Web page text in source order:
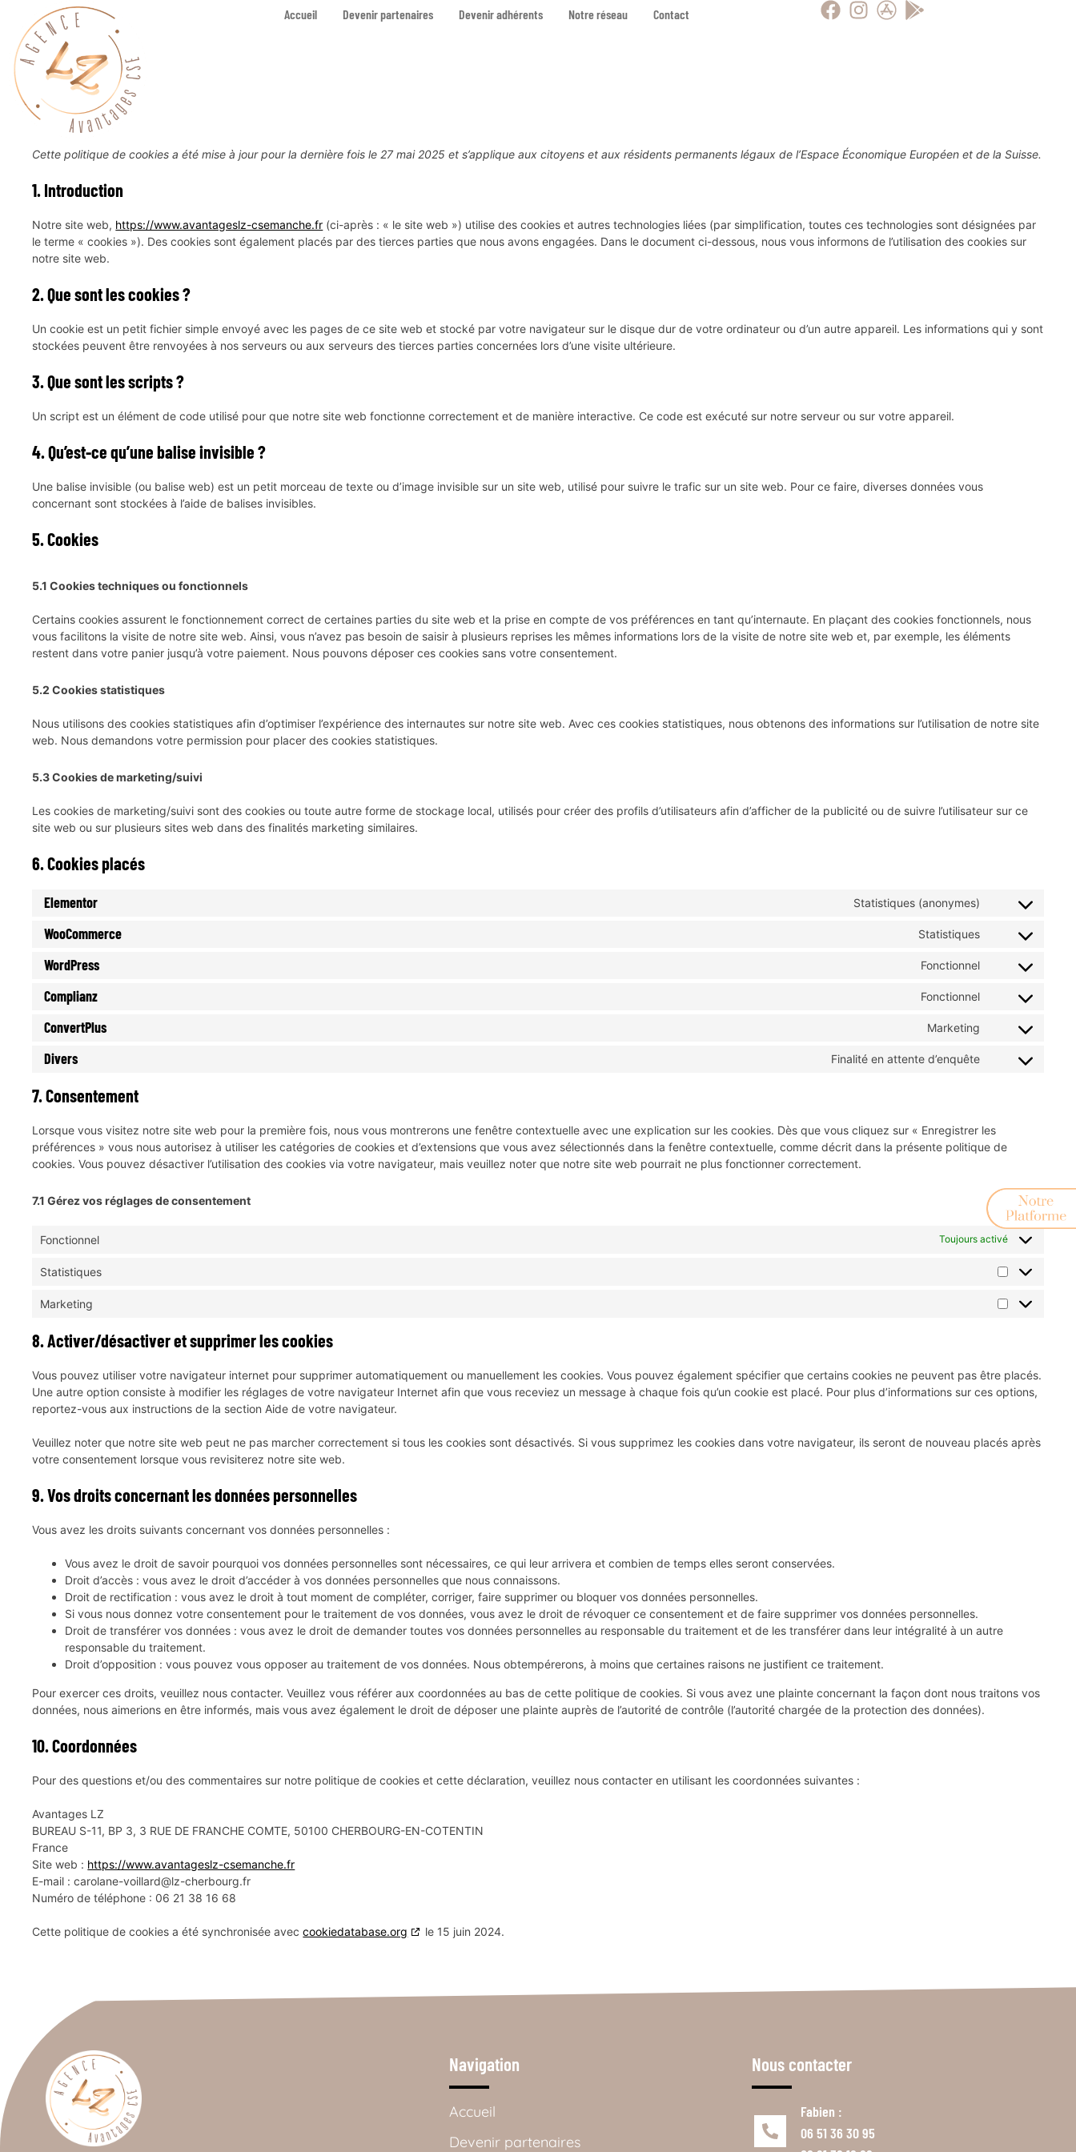
Accueil Devenir partenaires Devenir adhérents Notre réseau Contact
Cette politique de cookies a été mise à jour pour la dernière fois le 27 mai 2025 et s’applique aux citoyens et aux résidents permanents légaux de l’Espace Économique Européen et de la Suisse.
1. Introduction
Notre site web, https://www.avantageslz-csemanche.fr (ci-après : « le site web ») utilise des cookies et autres technologies liées (par simplification, toutes ces technologies sont désignées par
le terme « cookies »). Des cookies sont également placés par des tierces parties que nous avons engagées. Dans le document ci-dessous, nous vous informons de l’utilisation des cookies sur
notre site web.
2. Que sont les cookies ?
Un cookie est un petit fichier simple envoyé avec les pages de ce site web et stocké par votre navigateur sur le disque dur de votre ordinateur ou d’un autre appareil. Les informations qui y sont
stockées peuvent être renvoyées à nos serveurs ou aux serveurs des tierces parties concernées lors d’une visite ultérieure.
3. Que sont les scripts ?
Un script est un élément de code utilisé pour que notre site web fonctionne correctement et de manière interactive. Ce code est exécuté sur notre serveur ou sur votre appareil.
4. Qu’est-ce qu’une balise invisible ?
Une balise invisible (ou balise web) est un petit morceau de texte ou d’image invisible sur un site web, utilisé pour suivre le trafic sur un site web. Pour ce faire, diverses données vous
concernant sont stockées à l’aide de balises invisibles.
5. Cookies
5.1 Cookies techniques ou fonctionnels
Certains cookies assurent le fonctionnement correct de certaines parties du site web et la prise en compte de vos préférences en tant qu’internaute. En plaçant des cookies fonctionnels, nous
vous facilitons la visite de notre site web. Ainsi, vous n’avez pas besoin de saisir à plusieurs reprises les mêmes informations lors de la visite de notre site web et, par exemple, les éléments
restent dans votre panier jusqu’à votre paiement. Nous pouvons déposer ces cookies sans votre consentement.
5.2 Cookies statistiques
Nous utilisons des cookies statistiques afin d’optimiser l’expérience des internautes sur notre site web. Avec ces cookies statistiques, nous obtenons des informations sur l’utilisation de notre site
web. Nous demandons votre permission pour placer des cookies statistiques.
5.3 Cookies de marketing/suivi
Les cookies de marketing/suivi sont des cookies ou toute autre forme de stockage local, utilisés pour créer des profils d’utilisateurs afin d’afficher de la publicité ou de suivre l’utilisateur sur ce
site web ou sur plusieurs sites web dans des finalités marketing similaires.
6. Cookies placés
Elementor Statistiques (anonymes)
WooCommerce Statistiques
WordPress Fonctionnel
Complianz Fonctionnel
ConvertPlus Marketing
Divers Finalité en attente d’enquête
7. Consentement
Lorsque vous visitez notre site web pour la première fois, nous vous montrerons une fenêtre contextuelle avec une explication sur les cookies. Dès que vous cliquez sur « Enregistrer les
préférences » vous nous autorisez à utiliser les catégories de cookies et d’extensions que vous avez sélectionnés dans la fenêtre contextuelle, comme décrit dans la présente politique de
cookies. Vous pouvez désactiver l’utilisation des cookies via votre navigateur, mais veuillez noter que notre site web pourrait ne plus fonctionner correctement.
7.1 Gérez vos réglages de consentement
Fonctionnel Toujours activé
Statistiques
Marketing
8. Activer/désactiver et supprimer les cookies
Vous pouvez utiliser votre navigateur internet pour supprimer automatiquement ou manuellement les cookies. Vous pouvez également spécifier que certains cookies ne peuvent pas être placés.
Une autre option consiste à modifier les réglages de votre navigateur Internet afin que vous receviez un message à chaque fois qu’un cookie est placé. Pour plus d’informations sur ces options,
reportez-vous aux instructions de la section Aide de votre navigateur.
Veuillez noter que notre site web peut ne pas marcher correctement si tous les cookies sont désactivés. Si vous supprimez les cookies dans votre navigateur, ils seront de nouveau placés après
votre consentement lorsque vous revisiterez notre site web.
9. Vos droits concernant les données personnelles
Vous avez les droits suivants concernant vos données personnelles :
Vous avez le droit de savoir pourquoi vos données personnelles sont nécessaires, ce qui leur arrivera et combien de temps elles seront conservées.
Droit d’accès : vous avez le droit d’accéder à vos données personnelles que nous connaissons.
Droit de rectification : vous avez le droit à tout moment de compléter, corriger, faire supprimer ou bloquer vos données personnelles.
Si vous nous donnez votre consentement pour le traitement de vos données, vous avez le droit de révoquer ce consentement et de faire supprimer vos données personnelles.
Droit de transférer vos données : vous avez le droit de demander toutes vos données personnelles au responsable du traitement et de les transférer dans leur intégralité à un autre
responsable du traitement.
Droit d’opposition : vous pouvez vous opposer au traitement de vos données. Nous obtempérerons, à moins que certaines raisons ne justifient ce traitement.
Pour exercer ces droits, veuillez nous contacter. Veuillez vous référer aux coordonnées au bas de cette politique de cookies. Si vous avez une plainte concernant la façon dont nous traitons vos
données, nous aimerions en être informés, mais vous avez également le droit de déposer une plainte auprès de l’autorité de contrôle (l’autorité chargée de la protection des données).
10. Coordonnées
Pour des questions et/ou des commentaires sur notre politique de cookies et cette déclaration, veuillez nous contacter en utilisant les coordonnées suivantes :
Avantages LZ
BUREAU S-11, BP 3, 3 RUE DE FRANCHE COMTE, 50100 CHERBOURG-EN-COTENTIN
France
Site web : https://www.avantageslz-csemanche.fr
E-mail :carolane-voillard@lz-cherbourg.fr
Numéro de téléphone : 06 21 38 16 68
Cette politique de cookies a été synchronisée aveccookiedatabase.org le 15 juin 2024.
Navigation
Accueil
Devenir partenaires
Nous contacter
Fabien :
06 51 36 30 95